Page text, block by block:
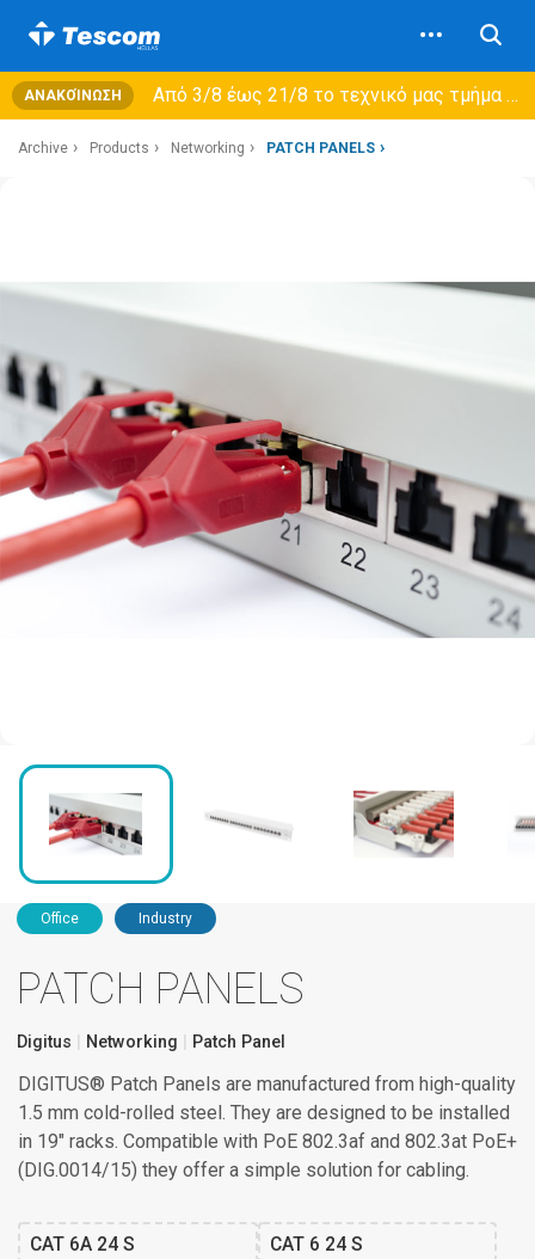
ΑΝΑΚΟΊΝΩΣΗ Από 3/8 έως 21/8 τo τεχνικό μας τμήμα θα εξυπηρετεί μόνο συμβόλαια συντήρησης και όχι νέες παραλαβές →
Archive Products Networking PATCH PANELS
Office Industry
PATCH PANELS
Digitus Networking Patch Panel
DIGITUS® Patch Panels are manufactured from high-quality
1.5 mm cold-rolled steel. They are designed to be installed
in 19" racks. Compatible with PoE 802.3af and 802.3at PoE+
(DIG.0014/15) they offer a simple solution for cabling.
CAT 6A 24 S CAT 6 24 S